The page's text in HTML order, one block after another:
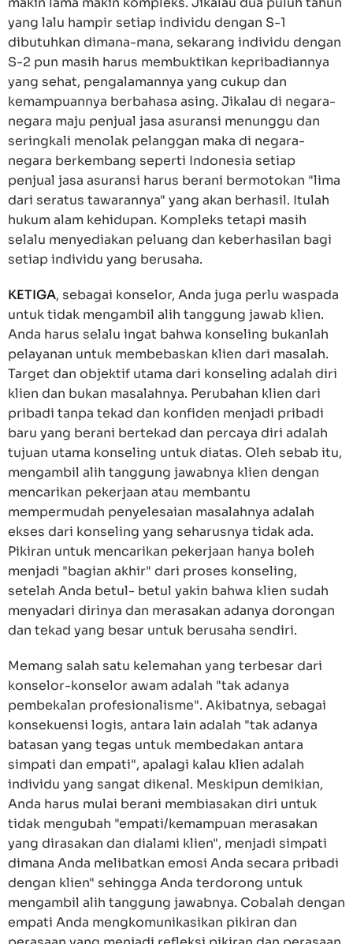
yang lalu hampir setiap individu dengan S-1
dibutuhkan dimana-mana, sekarang individu dengan
S-2 pun masih harus membuktikan kepribadiannya
yang sehat, pengalamannya yang cukup dan
kemampuannya berbahasa asing. Jikalau di negara-
negara maju penjual jasa asuransi menunggu dan
seringkali menolak pelanggan maka di negara-
negara berkembang seperti Indonesia setiap
penjual jasa asuransi harus berani bermotokan "lima
dari seratus tawarannya" yang akan berhasil. Itulah
hukum alam kehidupan. Kompleks tetapi masih
selalu menyediakan peluang dan keberhasilan bagi
setiap individu yang berusaha.
KETIGA, sebagai konselor, Anda juga perlu waspada
untuk tidak mengambil alih tanggung jawab klien.
Anda harus selalu ingat bahwa konseling bukanlah
pelayanan untuk membebaskan klien dari masalah.
Target dan objektif utama dari konseling adalah diri
klien dan bukan masalahnya. Perubahan klien dari
pribadi tanpa tekad dan konfiden menjadi pribadi
baru yang berani bertekad dan percaya diri adalah
tujuan utama konseling untuk diatas. Oleh sebab itu,
mengambil alih tanggung jawabnya klien dengan
mencarikan pekerjaan atau membantu
mempermudah penyelesaian masalahnya adalah
ekses dari konseling yang seharusnya tidak ada.
Pikiran untuk mencarikan pekerjaan hanya boleh
menjadi "bagian akhir" dari proses konseling,
setelah Anda betul- betul yakin bahwa klien sudah
menyadari dirinya dan merasakan adanya dorongan
dan tekad yang besar untuk berusaha sendiri.
Memang salah satu kelemahan yang terbesar dari
konselor-konselor awam adalah "tak adanya
pembekalan profesionalisme". Akibatnya, sebagai
konsekuensi logis, antara lain adalah "tak adanya
batasan yang tegas untuk membedakan antara
simpati dan empati", apalagi kalau klien adalah
individu yang sangat dikenal. Meskipun demikian,
Anda harus mulai berani membiasakan diri untuk
tidak mengubah "empati/kemampuan merasakan
yang dirasakan dan dialami klien", menjadi simpati
dimana Anda melibatkan emosi Anda secara pribadi
dengan klien" sehingga Anda terdorong untuk
mengambil alih tanggung jawabnya. Cobalah dengan
empati Anda mengkomunikasikan pikiran dan